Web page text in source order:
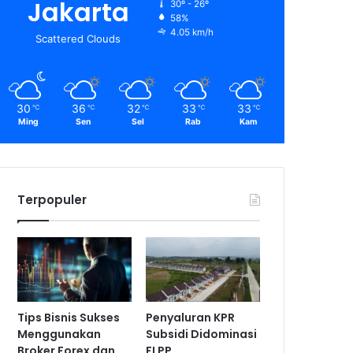
Jakarta
Scattered Clouds
30º - 26º
58%
4.05 km/h
30 ℃
Ming
36 ℃
Sen
32 ℃
Sel
33 ℃
Rab
33 ℃
Kam
Terpopuler
Tips Bisnis Sukses
Menggunakan
Penyaluran KPR
Subsidi Didominasi